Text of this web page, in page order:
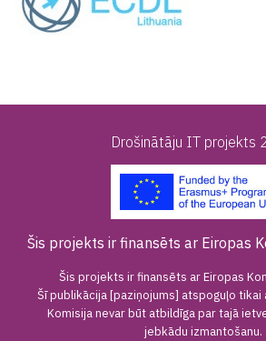
Drošinātāju IT projekts
Šis projekts ir finansēts ar Eiropas
Šis projekts ir finansēts ar Eiropas
Šī publikācija [paziņojums] atspoguļo tikai
Komisija nevar būt atbildīga par tajā
jebkādu izmantošanu.